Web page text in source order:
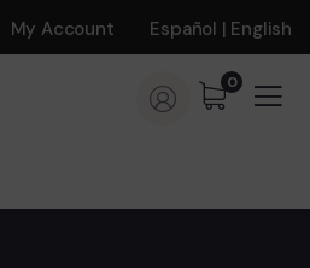
My Account Español | English
0